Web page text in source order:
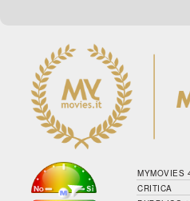
MYMOVIES
CRITICA